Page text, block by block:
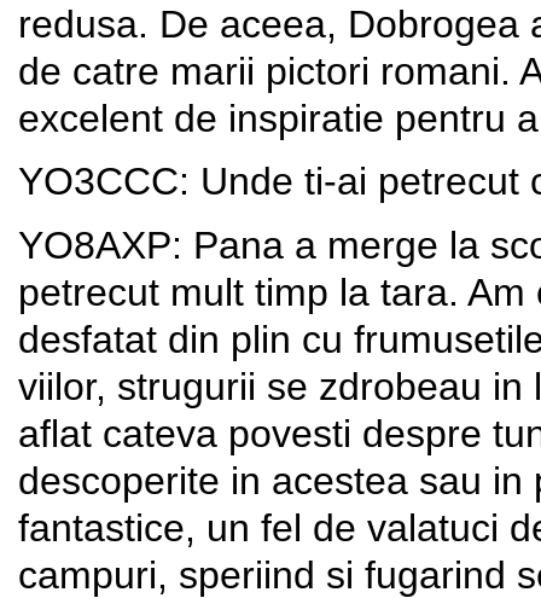
redusa. De aceea, Dobrogea
de catre marii pictori romani.
excelent de inspiratie pentru
YO3CCC: Unde ti-ai petrecut
YO8AXP: Pana a merge la
petrecut mult timp la tara.
desfatat din plin cu
viilor, strugurii se zdrobeau
aflat cateva povesti despre
descoperite in acestea sau
fantastice, un fel de valatuci
campuri, speriind si fugarind